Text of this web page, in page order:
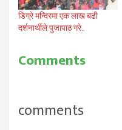
डिग्रे मन्दिरमा एक लाख बढी
दर्शनार्थीले पुजापाठ गरे..
Comments
comments